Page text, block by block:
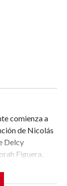
comienza a
de Nicolás
Delcy
Figuera,